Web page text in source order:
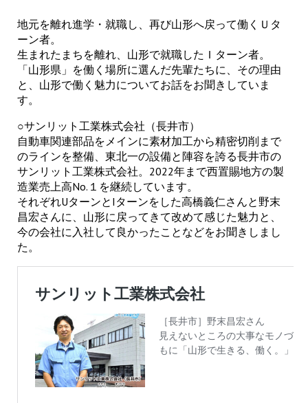
地元を離れ進学・就職し、再び山形へ戻って働くＵタ
ーン者。
生まれたまちを離れ、山形で就職したＩターン者。
「山形県」を働く場所に選んだ先輩たちに、その理由
と、山形で働く魅力についてお話をお聞きしていま
す。
○サンリット工業株式会社（長井市）
自動車関連部品をメインに素材加工から精密切削まで
のラインを整備、東北一の設備と陣容を誇る長井市の
サンリット工業株式会社。2022年まで西置賜地方の製
造業売上高No.１を継続しています。
それぞれUターンとIターンをした高橋義仁さんと野末
昌宏さんに、山形に戻ってきて改めて感じた魅力と、
今の会社に入社して良かったことなどをお聞きしまし
た。